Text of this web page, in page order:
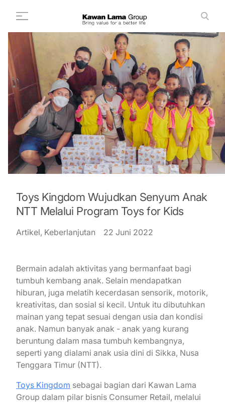
Cari
EN
Tentang Kami +
Bisnis +
Keberlanjutan
Ruang Berita
Investor
FAQ
Karir
Hubungi Kami
Toys Kingdom Wujudkan Senyum Anak
NTT Melalui Program Toys for Kids
Artikel, Keberlanjutan 22 Juni 2022
Bermain adalah aktivitas yang bermanfaat bagi
tumbuh kembang anak. Selain mendapatkan
hiburan, juga melatih kecerdasan sensorik, motorik,
kreativitas, dan sosial si kecil. Untuk itu dibutuhkan
mainan yang tepat sesuai dengan usia dan kondisi
anak. Namun banyak anak - anak yang kurang
beruntung dalam masa tumbuh kembangnya,
seperti yang dialami anak usia dini di Sikka, Nusa
Tenggara Timur (NTT).
Toys Kingdom sebagai bagian dari Kawan Lama
Group dalam pilar bisnis Consumer Retail, melalui